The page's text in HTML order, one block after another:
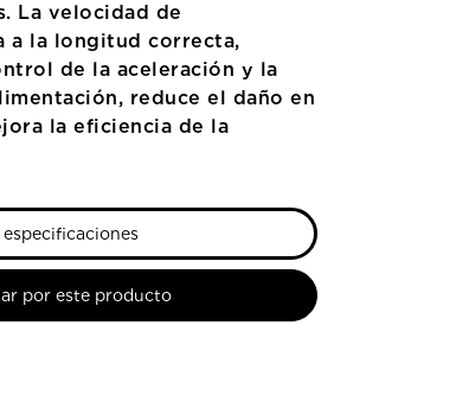
La velocidad de
a la longitud correcta,
de la aceleración y la
reduce el daño en
la eficiencia de la
especificaciones
por este producto